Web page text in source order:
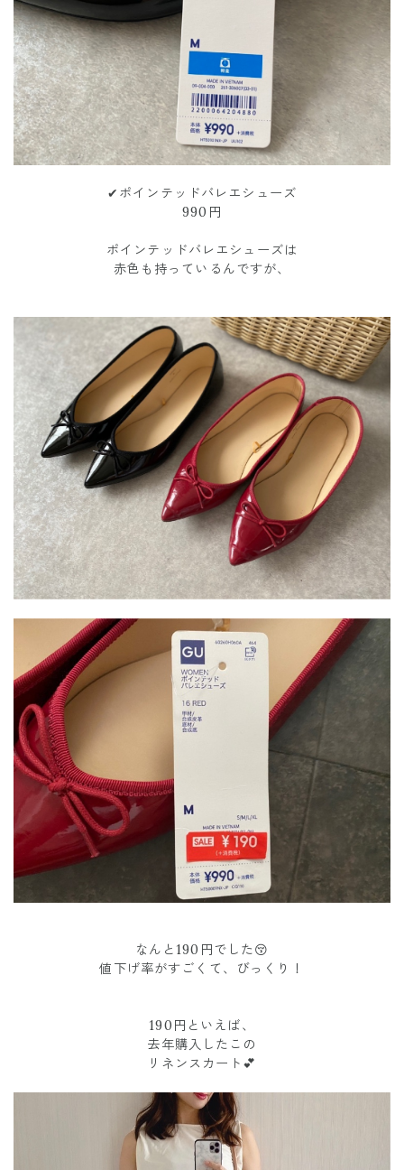
✔︎ポインテッドバレエシューズ
990円
ポインテッドバレエシューズは
赤色も持っているんですが、
なんと190円でした😚
値下げ率がすごくて、びっくり！
190円といえば、
去年購入したこの
リネンスカート💕